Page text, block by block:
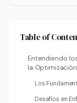
Table of
Entendiendo
la
Los
Desafíos en